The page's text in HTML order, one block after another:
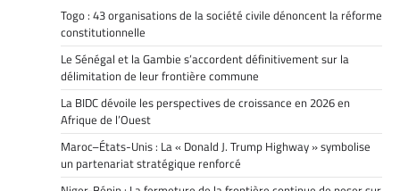
Togo : 43 organisations de la société civile dénoncent la réforme
constitutionnelle
Le Sénégal et la Gambie s’accordent définitivement sur la
délimitation de leur frontière commune
La BIDC dévoile les perspectives de croissance en 2026 en
Afrique de l’Ouest
Maroc–États-Unis : La « Donald J. Trump Highway » symbolise
un partenariat stratégique renforcé